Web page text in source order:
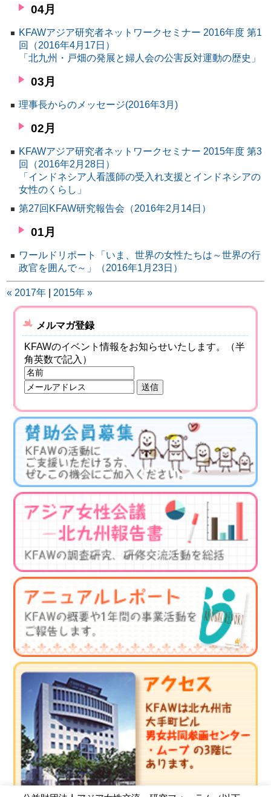
04月
KFAWアジア研究者ネットワークセミナー 2016年度 第1
回（2016年4月17日）
「北九州・戸畑の発展と婦人会の公害反対運動の歴史」
03月
理事長からのメッセージ(2016年3月)
02月
KFAWアジア研究者ネットワークセミナー 2015年度 第3
回（2016年2月28日）
「インドネシア人看護師の受入れ支援とインドネシアの
女性のくらし」
第27回KFAW研究報告会（2016年2月14日）
01月
ワールドリポート「いま、世界の女性たちは～世界の行
政官を囲んで～」（2016年1月23日）
« 2017年 2015年 »
メルマガ登録
KFAWのイベント情報をお知らせいたします。（半
角英数で記入）